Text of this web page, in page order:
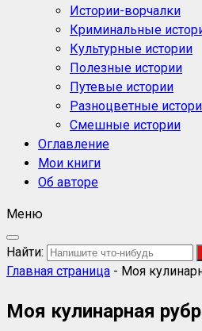
Истории-ворчалки
Криминальные
Культурные истории
Полезные истории
Путевые истории
Разноцветные
Смешные истории
Оглавление
Мои книги
Об авторе
Меню
Найти:
Главная страница - Моя
Моя кулинарная